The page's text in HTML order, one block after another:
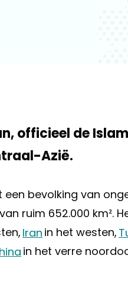
officieel de
Azië.
een bevolking van
ruim 652.000 km².
Iran in het westen,
in het verre